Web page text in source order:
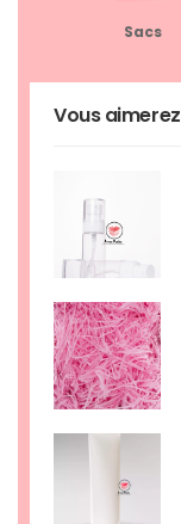
Sacs
Vous aimerez